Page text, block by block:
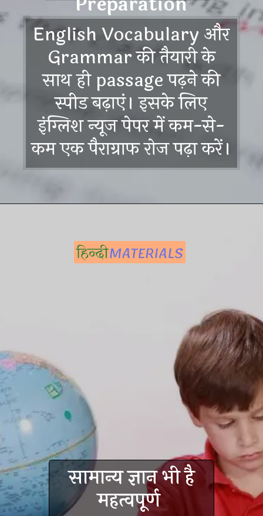
English Vocabulary और
Grammar की तैयारी के
साथ ही passage पढ़ने की
स्पीड बढ़ाएं। इसके लिए
इंग्लिश न्यूज पेपर में कम-से-
कम एक पैराग्राफ रोज पढ़ा करें।
सामान्य ज्ञान भी है
महत्वपूर्ण